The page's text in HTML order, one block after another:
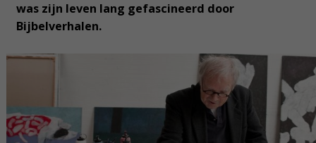
was zijn leven lang gefascineerd door
Bijbelverhalen.